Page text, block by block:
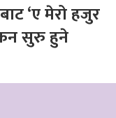
‘ए मेरो हजुर
सुरु हुने